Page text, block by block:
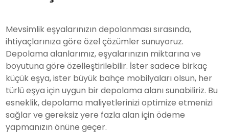
Mevsimlik eşyalarınızın depolanması sırasında,
ihtiyaçlarınıza göre özel çözümler sunuyoruz.
Depolama alanlarımız, eşyalarınızın miktarına ve
boyutuna göre özelleştirilebilir. İster sadece birkaç
küçük eşya, ister büyük bahçe mobilyaları olsun, her
türlü eşya için uygun bir depolama alanı sunabiliriz. Bu
esneklik, depolama maliyetlerinizi optimize etmenizi
sağlar ve gereksiz yere fazla alan için ödeme
yapmanızın önüne geçer.